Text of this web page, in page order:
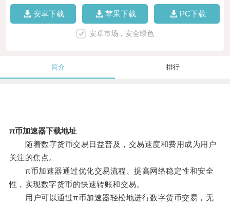
安卓下载 苹果下载 PC下载
安卓市场，安全绿色
简介 排行
π币加速器下载地址
随着数字货币交易日益普及，交易速度和费用成为用户
关注的焦点。
π币加速器通过优化交易流程、提高网络稳定性和安全
性，实现数字货币的快速转账和交易。
用户可以通过π币加速器轻松地进行数字货币交易，无